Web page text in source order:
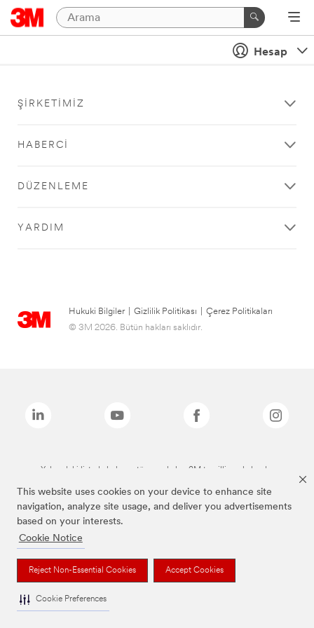
This website uses cookies on your device to enhance site
navigation, analyze site usage, and deliver you advertisements
based on your interests.
Cookie Notice
Reject Non-Essential Cookies Accept Cookies
Cookie Preferences
Hesap
ŞIRKETIMIZ
HABERCI
DÜZENLEME
YARDIM
Hukuki Bilgiler Gizlilik Politikası
Çerez Politikaları
© 3M 2026. Bütün hakları saklıdır.
Yukarıdaki listede bulunan tüm markalar, 3M tescilli markalarıdır.